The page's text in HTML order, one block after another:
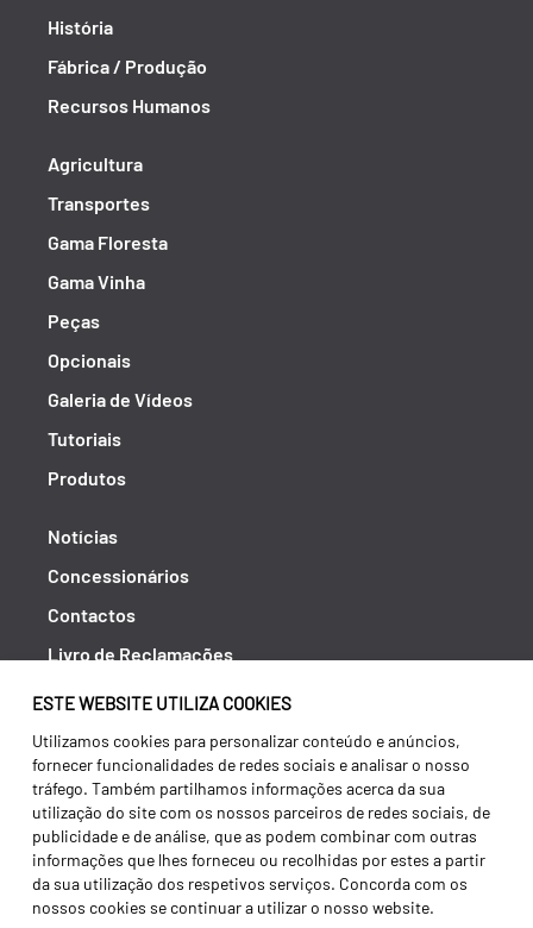
ESTE WEBSITE UTILIZA COOKIES
Utilizamos cookies para personalizar conteúdo e anúncios,
fornecer funcionalidades de redes sociais e analisar o nosso
tráfego. Também partilhamos informações acerca da sua
utilização do site com os nossos parceiros de redes sociais, de
publicidade e de análise, que as podem combinar com outras
informações que lhes forneceu ou recolhidas por estes a partir
da sua utilização dos respetivos serviços. Concorda com os
nossos cookies se continuar a utilizar o nosso website.
História
Fábrica / Produção
Recursos Humanos
Agricultura
Transportes
Gama Floresta
Gama Vinha
Peças
Opcionais
Galeria de Vídeos
Tutoriais
Produtos
Notícias
Concessionários
Contactos
Livro de Reclamações
Política de Privacidade
Canal de Denúncias (RGPC)
Termos e condições